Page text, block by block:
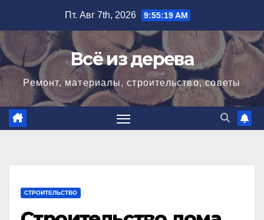
содержимому
Пт. Авг 7th, 2026 9:55:20 AM
Всё из дерева
Ремонт, материалы, строительство, советы
СТРОИТЕЛЬСТВО